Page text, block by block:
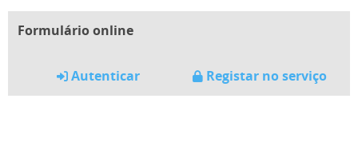
Formulário online
Autenticar Registar no serviço